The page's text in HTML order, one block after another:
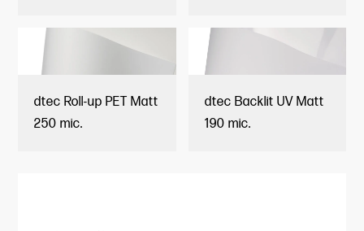
dtec Roll-up PET Matt
250 mic.
dtec Backlit UV Matt
190 mic.